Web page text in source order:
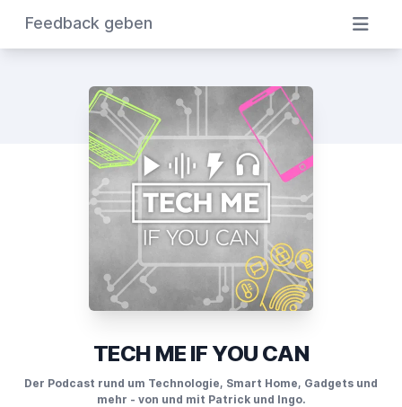
Feedback geben
TECH ME IF YOU CAN
Der Podcast rund um Technologie, Smart Home, Gadgets und
mehr - von und mit Patrick und Ingo.